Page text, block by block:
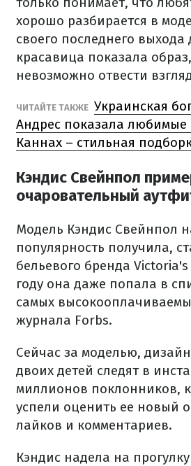
хорошо разбирается в
своего последнего выхода
красавица показала
невозможно отвести
ЧИТАЙТЕ ТАКЖЕ Украинская
Андрес показала любимые
Каннах – стильная
Кэндис Свейнпол
очаровательный
Модель Кэндис Свейнпол
популярность получила,
бельевого бренда Victoria's
году она даже попала в
самых
журнала Forbs.
Сейчас за моделью,
двоих детей следят в
миллионов поклонников,
успели оценить ее новый
лайков и комментариев.
Кэндис надела на